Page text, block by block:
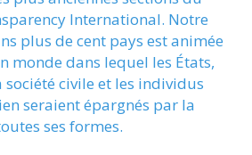
International. Notre
plus de cent pays est animée
monde dans lequel les États,
société civile et les individus
seraient épargnés par la
ses formes.